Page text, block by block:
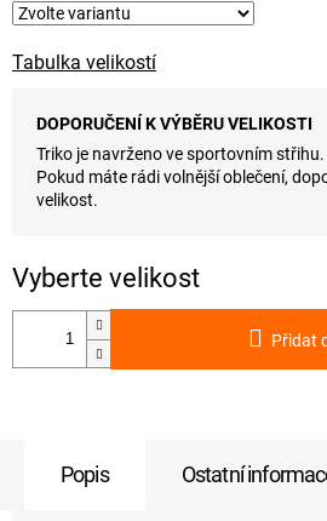
Tabulka velikostí
DOPORUČENÍ K VÝBĚRU VELIKOSTI
Triko je navrženo ve sportovním střihu.
Pokud máte rádi volnější oblečení,
velikost.
Přidat
Popis Ostatní